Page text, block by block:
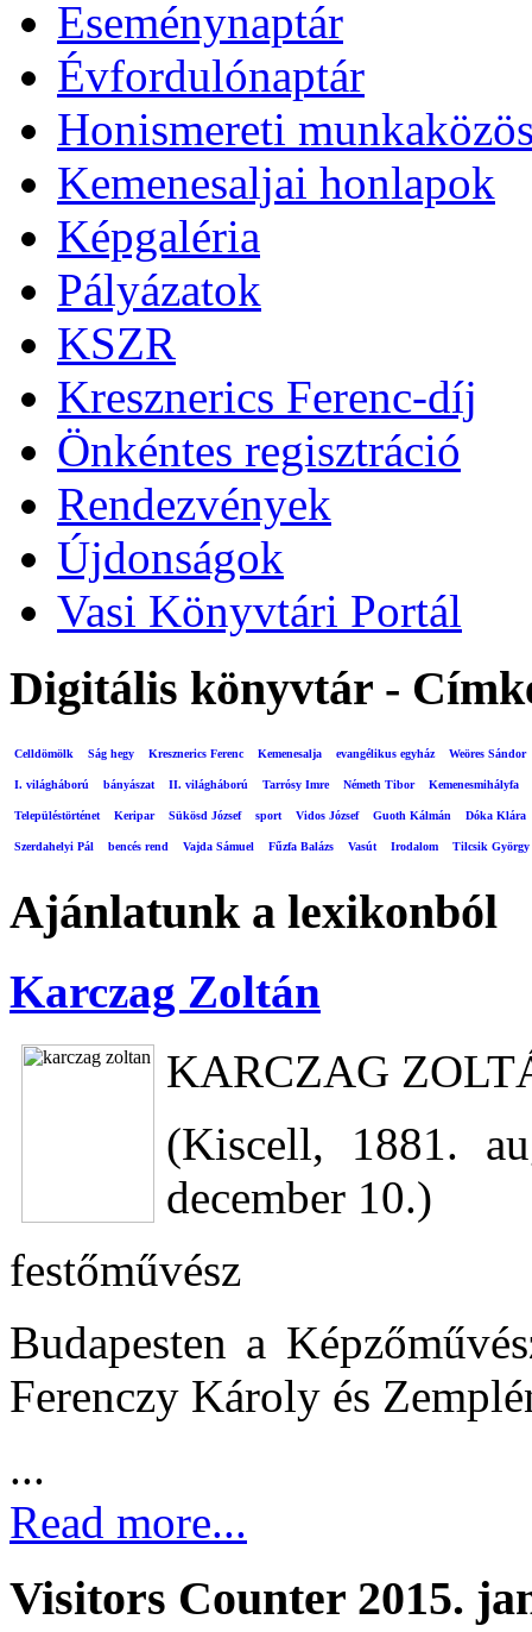
Eseménynaptár
Évfordulónaptár
Honismereti
Kemenesaljai honlapok
Képgaléria
Pályázatok
KSZR
Kresznerics Ferenc-díj
Önkéntes regisztráció
Rendezvények
Újdonságok
Vasi Könyvtári Portál
Digitális könyvtár -
Celldömölk Ság hegy Kresznerics Ferenc Kemenesalja evangélikus egyház Weöres Sándor
I. világháború bányászat II. világháború Tarrósy Imre Németh Tibor Kemenesmihályfa
Településtörténet Keripar Sükösd József sport Vidos József Guoth Kálmán Dóka Klára
Szerdahelyi Pál bencés rend Vajda Sámuel Fűzfa Balázs Vasút Irodalom Tilcsik György
Ajánlatunk a lexikonból
Karczag Zoltán
KARCZAG
(Kiscell, 1881.
december 10.)
festőművész
Budapesten a
Ferenczy Károly és
...
Read more...
Visitors Counter 2015.